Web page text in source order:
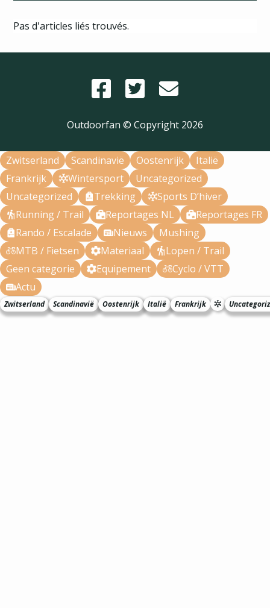
Pas d'articles liés trouvés.
Outdoorfan © Copyright 2026
Zwitserland Scandinavië Oostenrijk
Italië
Frankrijk
Wintersport
Uncategorized
Uncategorized
Trekking
Sports D’hiver
Running / Trail
Reportages NL
Reportages FR
Rando / Escalade
Nieuws
Mushing
MTB / Fietsen
Materiaal
Lopen / Trail
Geen categorie
Equipement
Cyclo / VTT
Actu
Zwitserland Scandinavië Oostenrijk Italië Frankrijk